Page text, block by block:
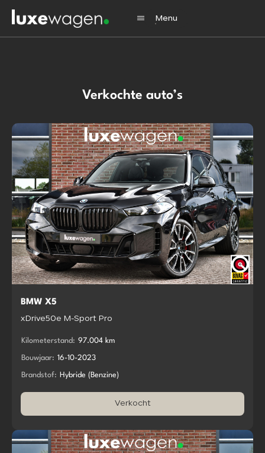
Menu
Aanbod
Diensten
Verkocht
Over ons
Contact
Verkochte auto’s
BMW X5
xDrive50e M-Sport Pro
Kilometerstand: 97.004 km
Bouwjaar: 16-10-2023
Brandstof: Hybride (Benzine)
Verkocht